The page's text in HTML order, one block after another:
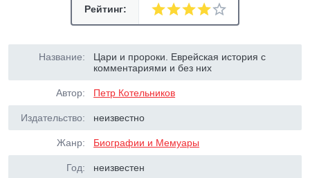
Рейтинг:
Название:
Цари и пророки. Еврейская история с
комментариями и без них
Автор: Петр Котельников
Издательство: неизвестно
Жанр: Биографии и Мемуары
Год: неизвестен